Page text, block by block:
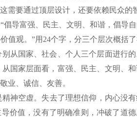
要通过顶层设计，还要依赖民众的
导富强、民主、文明、和谐，倡导
值观。”用24个字，分三个层次概括
从国家、社会、个人三个层面进行
国家层面看，富强、民主、文明、
业、诚信、友善。
神空虚。失去了理想信仰，内心没
价值，没有了明确准则，冲破了道